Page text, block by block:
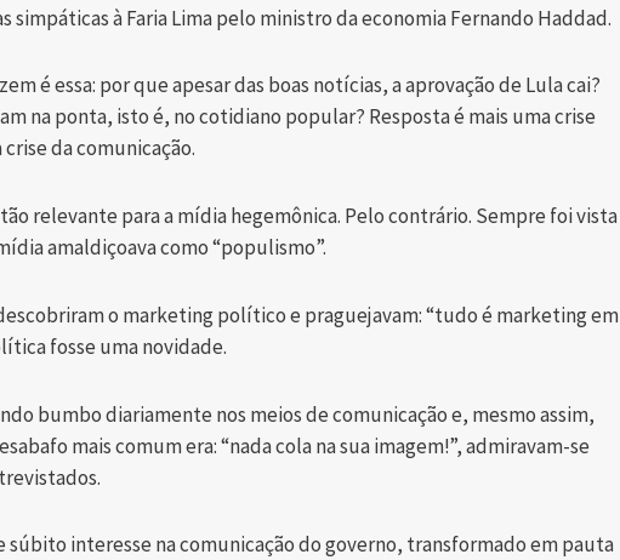
simpáticas à Faria Lima pelo ministro da economia Fernando Haddad.
é essa: por que apesar das boas notícias, a aprovação de Lula cai?
na ponta, isto é, no cotidiano popular? Resposta é mais uma crise
da comunicação.
relevante para a mídia hegemônica. Pelo contrário. Sempre foi vista
amaldiçoava como “populismo”.
o marketing político e praguejavam: “tudo é marketing em
fosse uma novidade.
bumbo diariamente nos meios de comunicação e, mesmo assim,
mais comum era: “nada cola na sua imagem!”, admiravam-se
súbito interesse na comunicação do governo, transformado em pauta